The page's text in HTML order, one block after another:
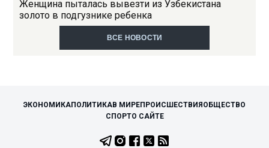
Женщина пыталась вывезти из Узбекистана
золото в подгузнике ребенка
ВСЕ НОВОСТИ
ЭКОНОМИКАПОЛИТИКАВ МИРЕПРОИСШЕСТВИЯ ОБЩЕСТВО
СПОРТО САЙТЕ